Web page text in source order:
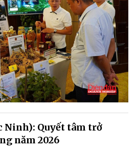
Ninh): Quyết tâm trở
năm 2026